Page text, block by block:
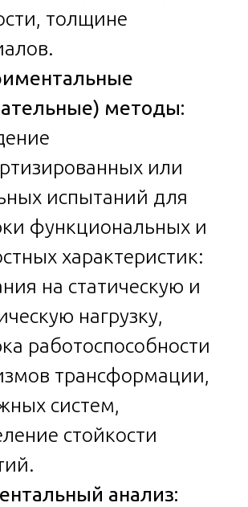
толщине
методы:
или
испытаний для
функциональных и
характеристик:
на статическую и
нагрузку,
работоспособности
трансформации,
систем,
стойкости
анализ: